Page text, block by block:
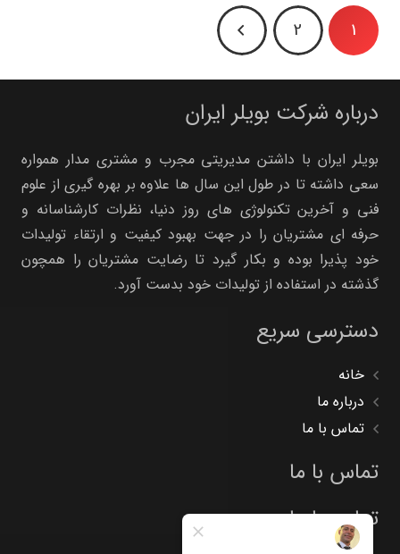
1
2
درباره شرکت بویلر ایران
بویلر ایران با داشتن مدیریتی مجرب و مشتری مدار همواره
سعی داشته تا در طول این سال ها علاوه بر بهره گیری از علوم
فنی و آخرین تکنولوژی های روز دنیا، نظرات کارشناسانه و
حرفه ای مشتریان را در جهت بهبود کیفیت و ارتقاء تولیدات
خود پذیرا بوده و بکار گیرد تا رضایت مشتریان را همچون
گذشته در استفاده از تولیدات خود بدست آورد.
دسترسی سریع
خانه
درباره ما
تماس با ما
تماس با ما
تماس با ما